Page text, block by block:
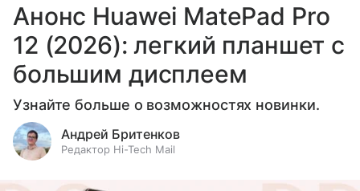
Анонс Huawei MatePad Pro
12 (2026): легкий планшет с
большим дисплеем
Узнайте больше о возможностях новинки.
Андрей Бритенков
Редактор Hi-Tech Mail